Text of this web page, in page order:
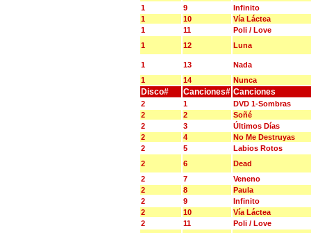
1
9
Infinito
1
10
Vía Láctea
1
11
Poli / Love
1
12 Luna
1 13
Nada
1
14 Nunca
Disco# Canciones# Canciones
2 1
DVD 1-Sombras
2
2
Soñé
2
3
Últimos Días
2
4
No Me Destruyas
2
5
Labios Rotos
2
6
Dead
2
7
Veneno
2
8
Paula
2
9
Infinito
2
10
Vía Láctea
2
11
Poli / Love